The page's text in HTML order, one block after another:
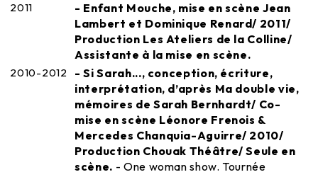
2011
- Enfant Mouche, mise en scène Jean
Lambert et Dominique Renard/ 2011/
Production Les Ateliers de la Colline/
Assistante à la mise en scène.
2010-2012
- Si Sarah..., conception, écriture,
interprétation, d’après Ma double vie,
mémoires de Sarah Bernhardt/ Co-
mise en scène Léonore Frenois &
Mercedes Chanquia-Aguirre/ 2010/
Production Chouak Théâtre/ Seule en
scène. - One woman show. Tournée